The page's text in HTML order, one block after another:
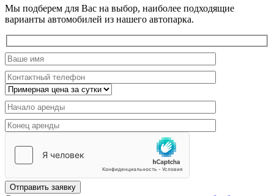
Мы подберем для Вас на выбор, наиболее подходящие
варианты автомобилей из нашего автопарка.
Отправить заявку